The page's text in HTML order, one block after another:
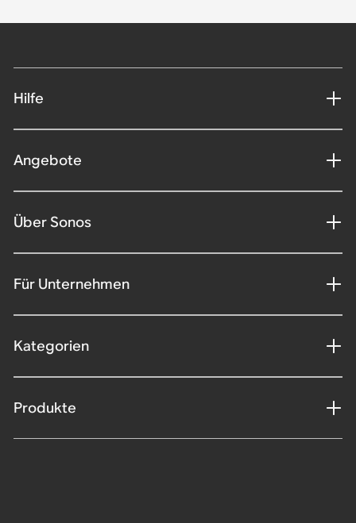
Hilfe
Angebote
Über Sonos
Für Unternehmen
Kategorien
Produkte